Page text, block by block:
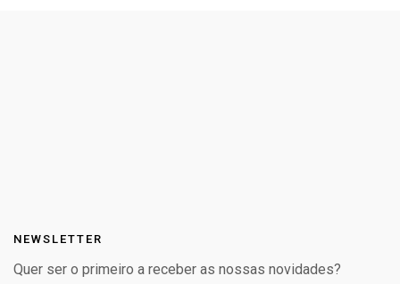
NEWSLETTER
Quer ser o primeiro a receber as nossas novidades?